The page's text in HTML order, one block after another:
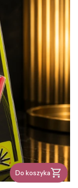
Do koszyka